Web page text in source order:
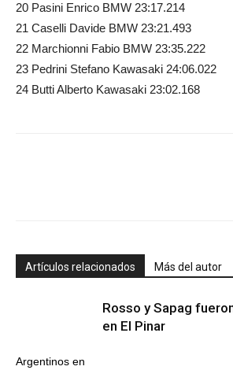
20 Pasini Enrico BMW 23:17.214
21 Caselli Davide BMW 23:21.493
22 Marchionni Fabio BMW 23:35.222
23 Pedrini Stefano Kawasaki 24:06.022
24 Butti Alberto Kawasaki 23:02.168
Artículos relacionados Más del autor
Argentinos en
Rosso y Sapag
en El Pinar